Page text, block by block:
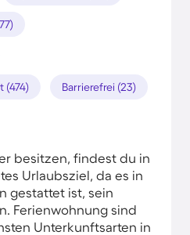
(474) Barrierefrei (23)
besitzen, findest du in
Urlaubsziel, da es in
gestattet ist, sein
Ferienwohnung sind
Unterkunftsarten in